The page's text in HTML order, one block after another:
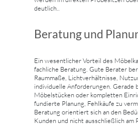
deutlich..
Beratung und
Ein wesentlicher Vorteil des
fachliche Beratung. Gute Berater
Raummaße, Lichtverhältnisse,
individuelle Anforderungen. Gerade
Möbelstücken oder kompletten
fundierte Planung, Fehlkäufe zu
Beratung orientiert sich an den
Kunden und nicht ausschließlich am